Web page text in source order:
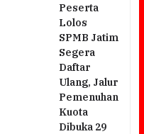
Peserta
Lolos
SPMB Jatim
Segera
Daftar
Ulang, Jalur
Pemenuhan
Kuota
Dibuka 29